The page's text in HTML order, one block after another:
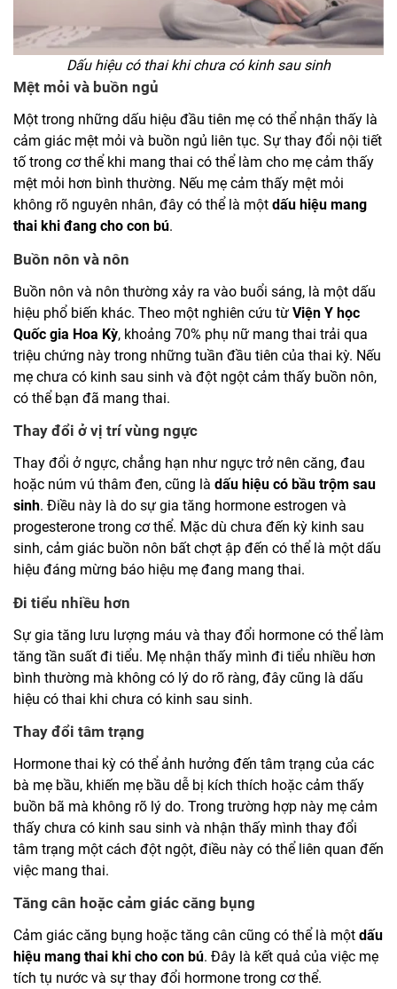
Dấu hiệu có thai khi chưa có kinh sau sinh
Mệt mỏi và buồn ngủ
Một trong những dấu hiệu đầu tiên mẹ có thể nhận thấy là
cảm giác mệt mỏi và buồn ngủ liên tục. Sự thay đổi nội tiết
tố trong cơ thể khi mang thai có thể làm cho mẹ cảm thấy
mệt mỏi hơn bình thường. Nếu mẹ cảm thấy mệt mỏi
không rõ nguyên nhân, đây có thể là một dấu hiệu mang
thai khi đang cho con bú.
Buồn nôn và nôn
Buồn nôn và nôn thường xảy ra vào buổi sáng, là một dấu
hiệu phổ biến khác. Theo một nghiên cứu từ Viện Y học
Quốc gia Hoa Kỳ, khoảng 70% phụ nữ mang thai trải qua
triệu chứng này trong những tuần đầu tiên của thai kỳ. Nếu
mẹ chưa có kinh sau sinh và đột ngột cảm thấy buồn nôn,
có thể bạn đã mang thai.
Thay đổi ở vị trí vùng ngực
Thay đổi ở ngực, chẳng hạn như ngực trở nên căng, đau
hoặc núm vú thâm đen, cũng là dấu hiệu có bầu trộm sau
sinh. Điều này là do sự gia tăng hormone estrogen và
progesterone trong cơ thể. Mặc dù chưa đến kỳ kinh sau
sinh, cảm giác buồn nôn bất chợt ập đến có thể là một dấu
hiệu đáng mừng báo hiệu mẹ đang mang thai.
Đi tiểu nhiều hơn
Sự gia tăng lưu lượng máu và thay đổi hormone có thể làm
tăng tần suất đi tiểu. Mẹ nhận thấy mình đi tiểu nhiều hơn
bình thường mà không có lý do rõ ràng, đây cũng là dấu
hiệu có thai khi chưa có kinh sau sinh.
Thay đổi tâm trạng
Hormone thai kỳ có thể ảnh hưởng đến tâm trạng của các
bà mẹ bầu, khiến mẹ bầu dễ bị kích thích hoặc cảm thấy
buồn bã mà không rõ lý do. Trong trường hợp này mẹ cảm
thấy chưa có kinh sau sinh và nhận thấy mình thay đổi
tâm trạng một cách đột ngột, điều này có thể liên quan đến
việc mang thai.
Tăng cân hoặc cảm giác căng bụng
Cảm giác căng bụng hoặc tăng cân cũng có thể là một dấu
hiệu mang thai khi cho con bú. Đây là kết quả của việc mẹ
tích tụ nước và sự thay đổi hormone trong cơ thể.